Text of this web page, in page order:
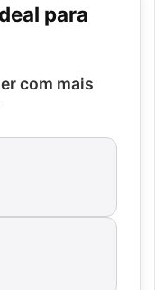
para
com mais